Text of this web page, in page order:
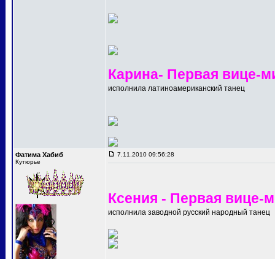
Карина- Первая вице-
исполнила латиноамериканский танец
Фатима Хабиб
Кутюрье
7.11.2010 09:56:28
Ксения - Первая вице-
исполнила заводной русский народный танец